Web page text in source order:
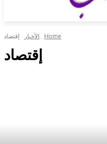
الأخبار إقتصاد
إقتصاد